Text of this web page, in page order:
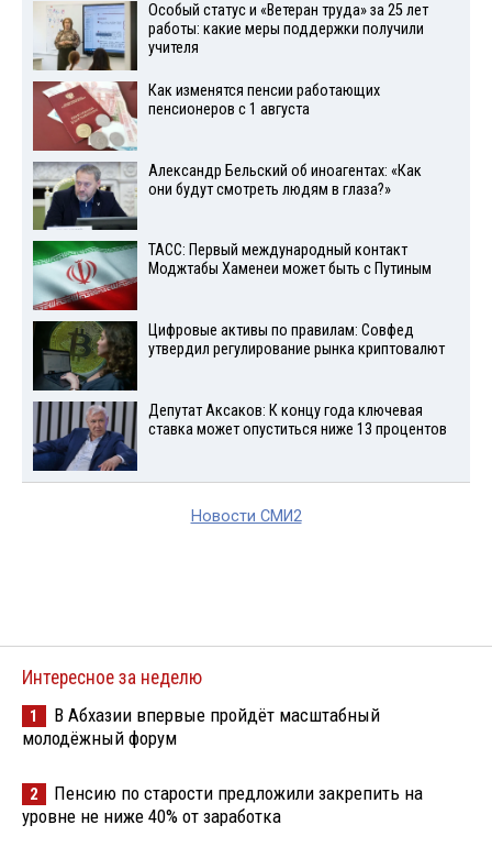
Особый статус и «Ветеран труда» за 25 лет
работы: какие меры поддержки получили
учителя
Как изменятся пенсии работающих
пенсионеров с 1 августа
Александр Бельский об иноагентах: «Как
они будут смотреть людям в глаза?»
ТАСС: Первый международный контакт
Моджтабы Хаменеи может быть с Путиным
Цифровые активы по правилам: Совфед
утвердил регулирование рынка криптовалют
Депутат Аксаков: К концу года ключевая
ставка может опуститься ниже 13 процентов
Новости СМИ2
Интересное за неделю
1
В Абхазии впервые пройдёт масштабный
молодёжный форум
2
Пенсию по старости предложили закрепить на
уровне не ниже 40% от заработка